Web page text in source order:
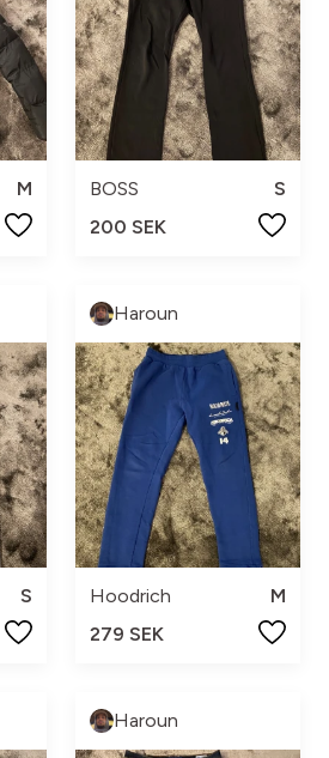
M
BOSS
S
200 SEK
S
Haroun
Hoodrich
M
279 SEK
Haroun